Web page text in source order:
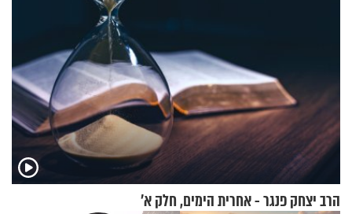
הרב יצחק פנגר - אחרית הימים, חלק א’